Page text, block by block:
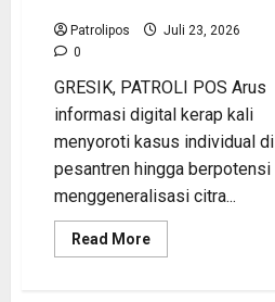
Patrolipos
Juli 23, 2026
0
GRESIK, PATROLI POS Arus
informasi digital kerap kali
menyoroti kasus individual di
pesantren hingga berpotensi
menggeneralisasi citra...
Read MoreRead
more